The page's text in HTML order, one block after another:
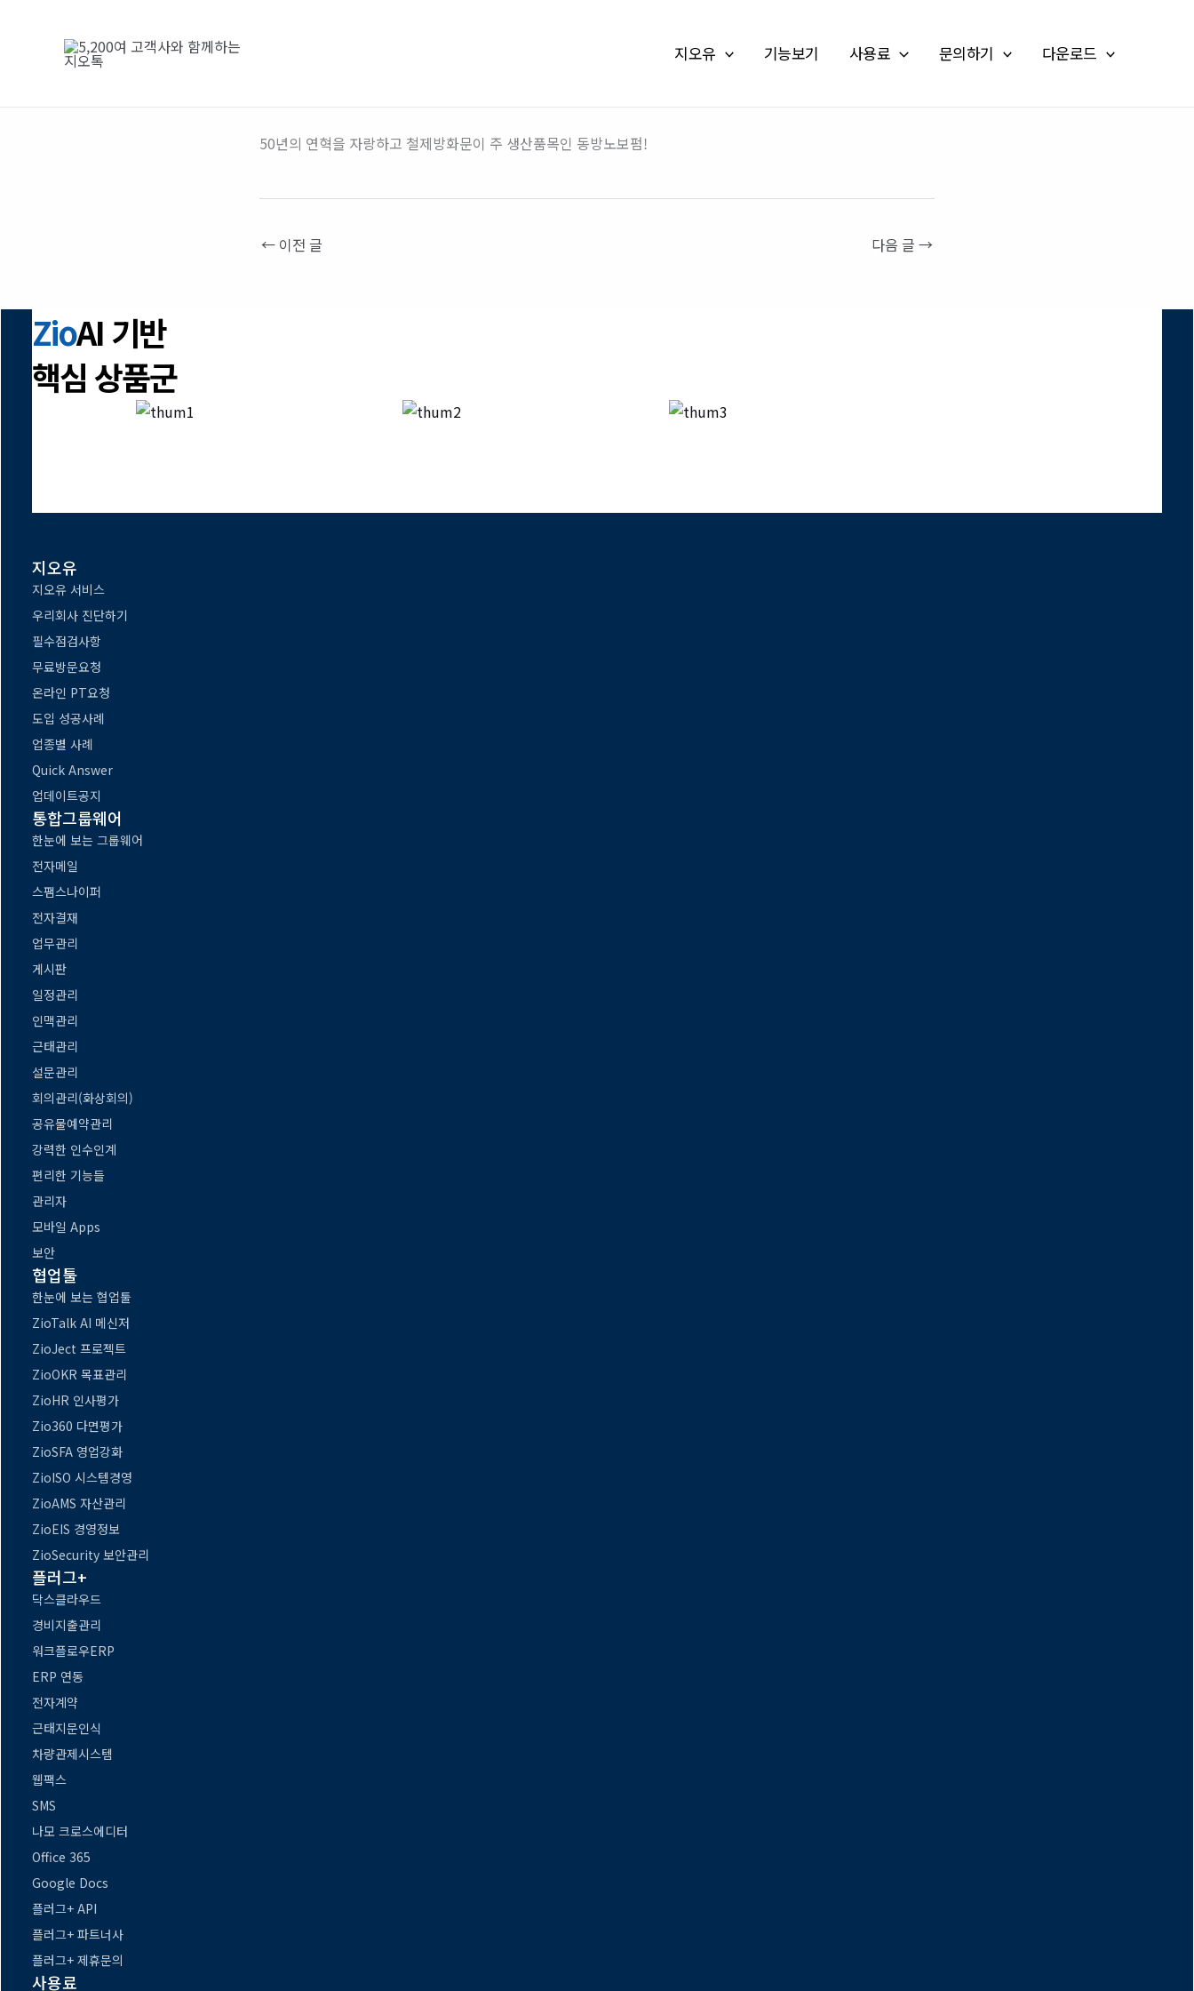
지오유 기능보기 사용료 문의하기 다운로드
50년의 연혁을 자랑하고 철제방화문이 주 생산품목인 동방노보펌!
← 이전 글 다음 글 →
ZioAI 기반
핵심 상품군
지오유
지오유 서비스
우리회사 진단하기
필수점검사항
무료방문요청
온라인 PT요청
도입 성공사례
업종별 사례
Quick Answer
업데이트공지
통합그룹웨어
한눈에 보는 그룹웨어
전자메일
스팸스나이퍼
전자결재
업무관리
게시판
일정관리
인맥관리
근태관리
설문관리
회의관리(화상회의)
공유물예약관리
강력한 인수인계
편리한 기능들
관리자
모바일 Apps
보안
협업툴
한눈에 보는 협업툴
ZioTalk AI 메신저
ZioJect 프로젝트
ZioOKR 목표관리
ZioHR 인사평가
Zio360 다면평가
ZioSFA 영업강화
ZioISO 시스템경영
ZioAMS 자산관리
ZioEIS 경영정보
ZioSecurity 보안관리
플러그+
닥스클라우드
경비지출관리
워크플로우ERP
ERP 연동
전자계약
근태지문인식
차량관제시스템
웹팩스
SMS
나모 크로스에디터
Office 365
Google Docs
플러그+ API
플러그+ 파트너사
플러그+ 제휴문의
사용료